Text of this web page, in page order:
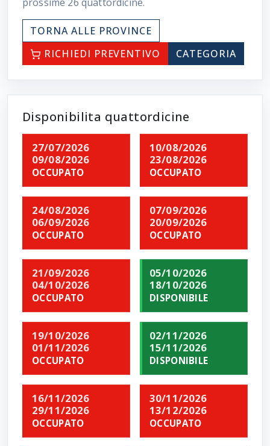
TORNA ALLE PROVINCE
RICHIEDI PREVENTIVO
CATEGORIA
Disponibilita quattordicine
27/07/2026
09/08/2026
OCCUPATO
10/08/2026
23/08/2026
OCCUPATO
24/08/2026
06/09/2026
OCCUPATO
07/09/2026
20/09/2026
OCCUPATO
21/09/2026
04/10/2026
OCCUPATO
05/10/2026
18/10/2026
DISPONIBILE
19/10/2026
01/11/2026
OCCUPATO
02/11/2026
15/11/2026
DISPONIBILE
16/11/2026
29/11/2026
OCCUPATO
30/11/2026
13/12/2026
OCCUPATO